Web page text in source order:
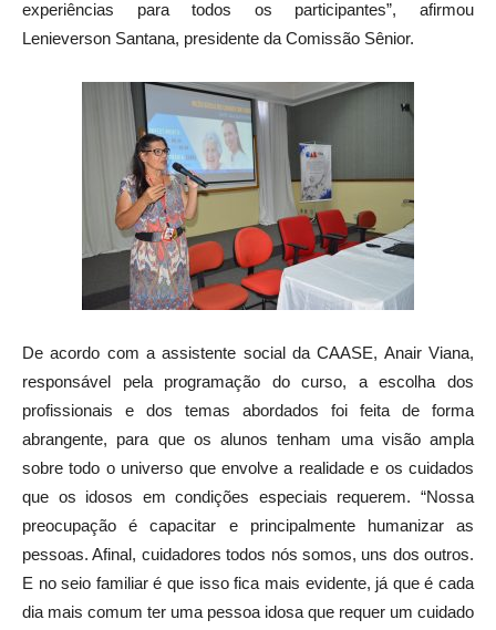
experiências para todos os participantes”, afirmou
Lenieverson Santana, presidente da Comissão Sênior.
De acordo com a assistente social da CAASE, Anair Viana,
responsável pela programação do curso, a escolha dos
profissionais e dos temas abordados foi feita de forma
abrangente, para que os alunos tenham uma visão ampla
sobre todo o universo que envolve a realidade e os cuidados
que os idosos em condições especiais requerem. “Nossa
preocupação é capacitar e principalmente humanizar as
pessoas. Afinal, cuidadores todos nós somos, uns dos outros.
E no seio familiar é que isso fica mais evidente, já que é cada
dia mais comum ter uma pessoa idosa que requer um cuidado